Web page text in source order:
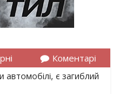
Коментарі
автомобілі, є загиблий